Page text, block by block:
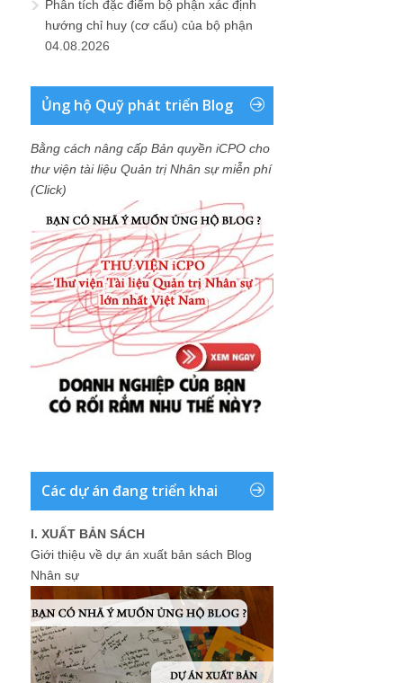
Phân tích đặc điểm bộ phận xác định
hướng chỉ huy (cơ cấu) của bộ phận
04.08.2026
Ủng hộ Quỹ phát triển Blog
Bằng cách nâng cấp Bản quyền iCPO cho
thư viện tài liệu Quản trị Nhân sự miễn phí
(Click)
Các dự án đang triển khai
I. XUẤT BẢN SÁCH
Giới thiệu về dự án xuất bản sách Blog
Nhân sự